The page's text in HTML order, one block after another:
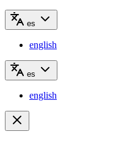
es
english
es
english